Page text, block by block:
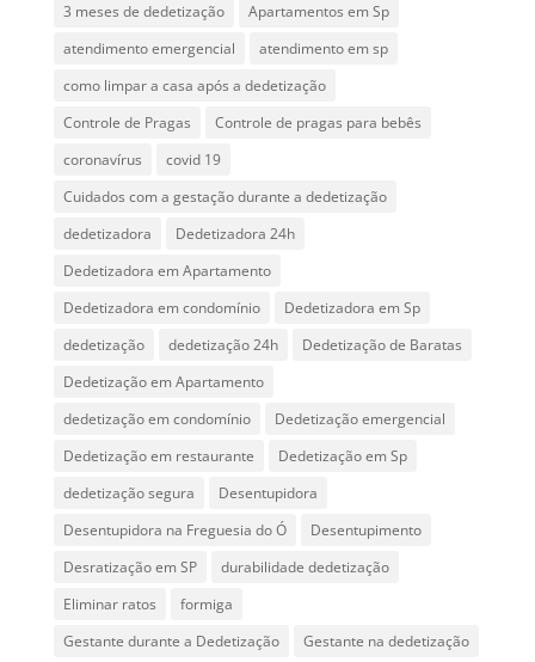
3 meses de dedetização
Apartamentos em Sp
atendimento emergencial
atendimento em sp
como limpar a casa após a dedetização
Controle de Pragas
Controle de pragas para bebês
coronavírus
covid 19
Cuidados com a gestação durante a dedetização
dedetizadora
Dedetizadora 24h
Dedetizadora em Apartamento
Dedetizadora em condomínio
Dedetizadora em Sp
dedetização
dedetização 24h
Dedetização de Baratas
Dedetização em Apartamento
dedetização em condomínio
Dedetização emergencial
Dedetização em restaurante
Dedetização em Sp
dedetização segura
Desentupidora
Desentupidora na Freguesia do Ó
Desentupimento
Desratização em SP
durabilidade dedetização
Eliminar ratos
formiga
Gestante durante a Dedetização
Gestante na dedetização